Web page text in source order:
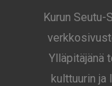
Kurun Seutu-
Ylläpitäjänä
kulttuurin ja